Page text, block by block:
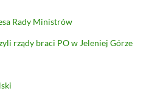
Rady Ministrów
rządy braci PO w Jeleniej Górze